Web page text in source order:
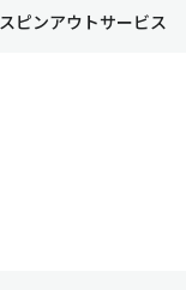
スピンアウトサービス